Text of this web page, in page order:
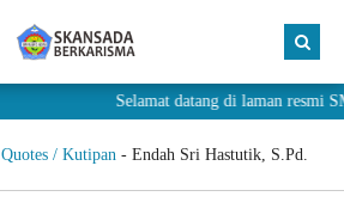
Selamat datang di laman resmi
Quotes / Kutipan- Endah Sri Hastutik, S.Pd.